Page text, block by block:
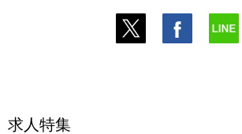
求人特集